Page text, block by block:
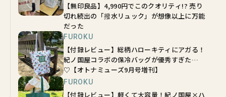
【無印良品】4,990円でこのクオリティ!? 売り
切れ続出の「撥水リュック」が想像以上に万能
だった
FUROKU
【付録レビュー】総柄ハローキティにアガる！
紀ノ国屋コラボの保冷バッグが優秀すぎた…
♡【オトナミューズ9月号増刊】
FUROKU
【付録レビュー】軽くて大容量！紀ノ国屋×ハ